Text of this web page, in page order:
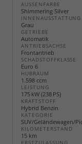
AUSSENFARBE
Shimmering Silver
INNENAUSSTATTUNG
Grau
GETRIEBE
Automatik
ANTRIEBSACHSE
Frontantrieb
SCHADSTOFFKLASSE
Euro 6
HUBRAUM
1.598 ccm
LEISTUNG
175 kW (238 PS)
KRAFTSTOFF
Hybrid Benzin
KATEGORIE
SUV/Geländewagen/
KILOMETERSTAND
15 km
ERSTZULASSUNG